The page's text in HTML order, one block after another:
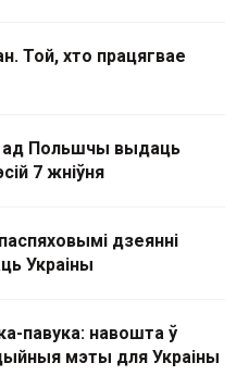
Той, хто працягвае
ад Польшчы выдаць
7 жніўня
дзеянні
Украіны
павука: навошта ў
мэты для Украіны